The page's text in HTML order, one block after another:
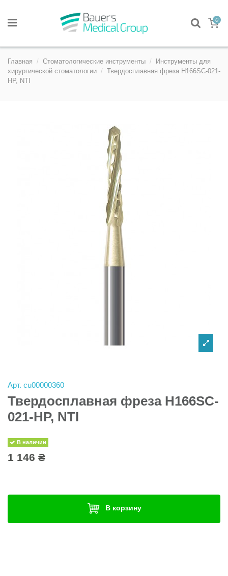
0
Главная Стоматологические инструменты
Инструменты для
хирургической стоматологии
Твердосплавная фреза H166SC-021-
HP, NTI
Арт. cu00000360
Твердосплавная фреза H166SC-
021-HP, NTI
В наличии
1 146 ₴
В корзину